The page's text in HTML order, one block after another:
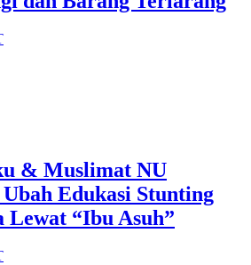
& Muslimat NU
Edukasi Stunting
Lewat “Ibu Asuh”